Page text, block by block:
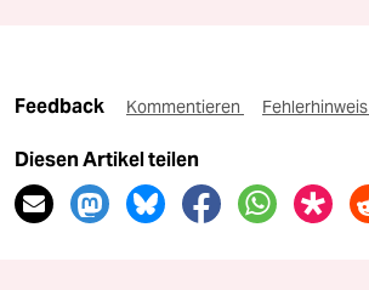
Feedback Kommentieren Fehlerhinweis
Diesen Artikel teilen